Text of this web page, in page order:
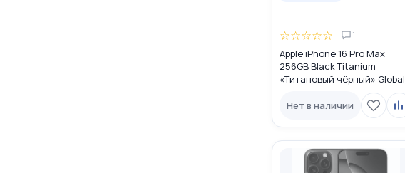
☆☆☆☆☆ 1
Apple iPhone 16 Pro Max
256GB Black Titanium
«Титановый чёрный» Global
DUAL SIM (nano SIM + eSIM)
Нет в наличии